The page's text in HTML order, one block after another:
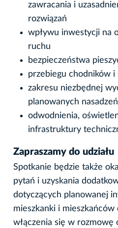
zawracania i
rozwiązań
wpływu inwestycji na
ruchu
bezpieczeństwa
przebiegu chodników
zakresu niezbędnej
planowanych
odwodnienia,
infrastruktury
Zapraszamy do udziału
Spotkanie będzie także
pytań i uzyskania
dotyczących planowanej
mieszkanki i mieszkańców
włączenia się w rozmowę